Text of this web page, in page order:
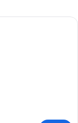
블룸 | 책상, 암막 커튼, 방